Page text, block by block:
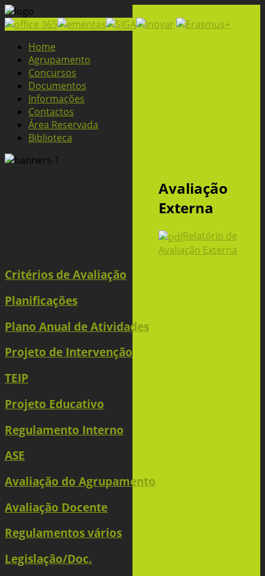
Home
Agrupamento
Concursos
Documentos
Informações
Contactos
Área Reservada
Biblioteca
Avaliação
Externa
Relatório de
Avaliação Externa
Critérios de Avaliação
Planificações
Plano Anual de Atividades
Projeto de Intervenção
TEIP
Projeto Educativo
Regulamento Interno
ASE
Avaliação do Agrupamento
Avaliação Docente
Regulamentos vários
Legislação/Doc.